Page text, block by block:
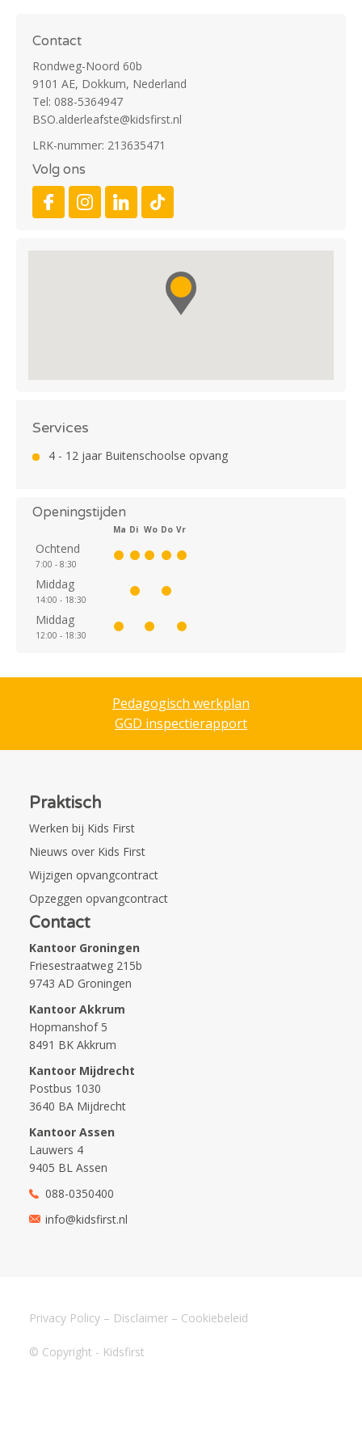
Contact
Rondweg-Noord 60b
9101 AE, Dokkum, Nederland
Tel: 088-5364947
BSO.alderleafste@kidsfirst.nl
LRK-nummer: 213635471
Volg ons
Services
4 - 12 jaar Buitenschoolse opvang
Openingstijden
Ma Di Wo Do Vr
Ochtend
7:00 - 8:30
Middag
14:00 - 18:30
Middag
12:00 - 18:30
Pedagogisch werkplan
GGD inspectierapport
Praktisch
Werken bij Kids First
Nieuws over Kids First
Wijzigen opvangcontract
Opzeggen opvangcontract
Contact
Kantoor Groningen
Friesestraatweg 215b
9743 AD Groningen
Kantoor Akkrum
Hopmanshof 5
8491 BK Akkrum
Kantoor Mijdrecht
Postbus 1030
3640 BA Mijdrecht
Kantoor Assen
Lauwers 4
9405 BL Assen
088-0350400
info@kidsfirst.nl
© Copyright - Kidsfirst
Privacy Policy – Disclaimer – Cookiebeleid